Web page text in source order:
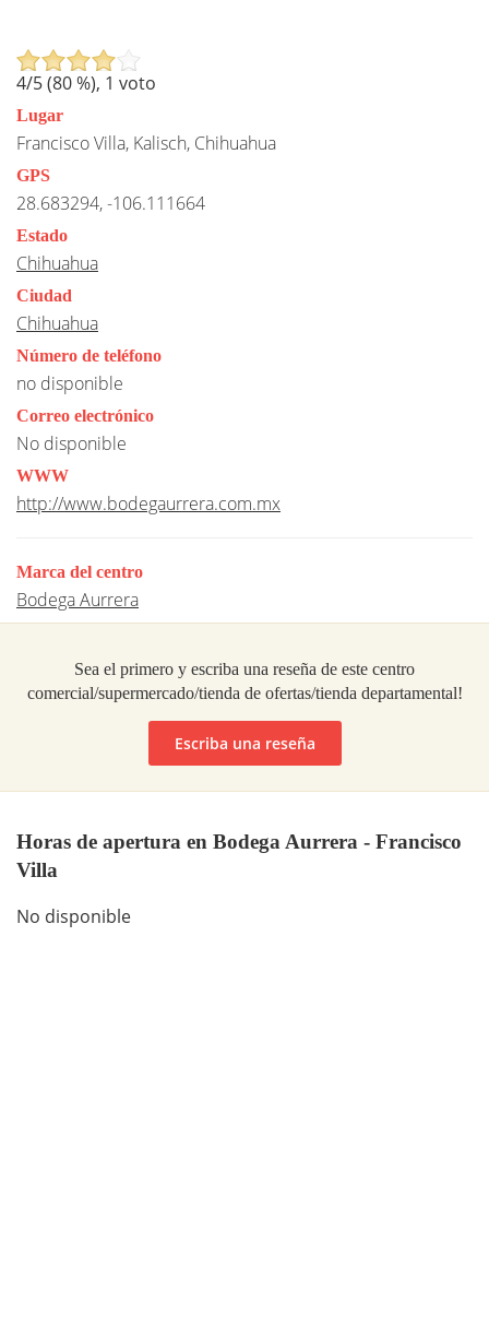
4/5 (80%), 1 voto
Lugar
Francisco Villa, Kalisch, Chihuahua
GPS
28.683294, -106.111664
Estado
Chihuahua
Ciudad
Chihuahua
Número de teléfono
no disponible
Correo electrónico
No disponible
WWW
http://www.bodegaurrera.com.mx
Marca del centro
Bodega Aurrera
Sea el primero y escriba una reseña de este centro
comercial/supermercado/tienda de ofertas/tienda departamental!
Escriba una reseña
Horas de apertura en Bodega Aurrera - Francisco
Villa
No disponible